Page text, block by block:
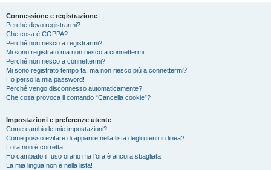
Connessione e registrazione
Perché devo registrarmi?
Che cosa è COPPA?
Perché non riesco a registrarmi?
Mi sono registrato ma non riesco a connettermi!
Perché non riesco a connettermi?
Mi sono registrato tempo fa, ma non riesco più a connettermi?!
Ho perso la mia password!
Perché vengo disconnesso automaticamente?
Che cosa provoca il comando “Cancella cookie”?
Impostazioni e preferenze utente
Come cambio le mie impostazioni?
Come posso evitare di apparire nella lista degli utenti in linea?
L’ora non è corretta!
Ho cambiato il fuso orario ma l’ora è ancora sbagliata
La mia lingua non è nella lista!